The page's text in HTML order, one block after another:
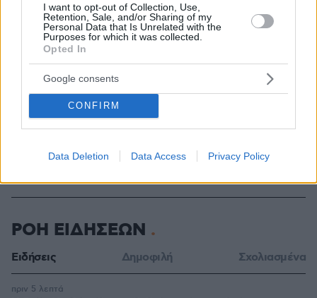
I want to opt-out of Collection, Use,
Retention, Sale, and/or Sharing of my
Personal Data that Is Unrelated with the
Purposes for which it was collected.
Opted In
Google consents
CONFIRM
Data Deletion Data Access Privacy Policy
Το μέλλον της τεχνολογίας
27.07.2026, 06:00
Η Smart φοιτητική κατοικία στην καρδιά της Αθήνας
03.08.2026, 10:56
σε Bάζει στην Aγορά Eργασίας
26.07.2026, 09:54
ΡΟΗ ΕΙΔΗΣΕΩΝ
Ειδήσεις Δημοφιλή Σχολιασμένα
πριν 5 λεπτά